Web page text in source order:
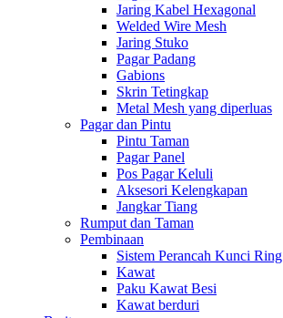
Jaring Kabel Hexagonal
Welded Wire Mesh
Jaring Stuko
Pagar Padang
Gabions
Skrin Tetingkap
Metal Mesh yang diperluas
Pagar dan Pintu
Pintu Taman
Pagar Panel
Pos Pagar Keluli
Aksesori Kelengkapan
Jangkar Tiang
Rumput dan Taman
Pembinaan
Sistem Perancah Kunci Ring
Kawat
Paku Kawat Besi
Kawat berduri